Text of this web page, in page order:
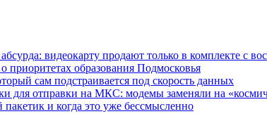
видеокарту продают только в комплекте с
образования Подмосковья
сам подстраивается под скорость данных
для отправки на МКС: модемы заменяли на
и когда это уже бессмысленно